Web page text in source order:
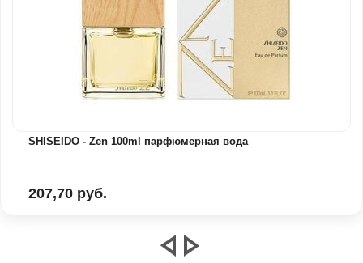
SHISEIDO - Zen 100ml парфюмерная вода
207,70 руб.